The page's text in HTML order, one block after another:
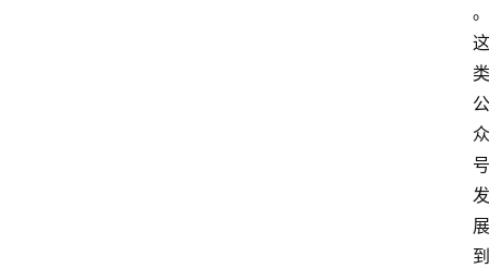
。
这
类
公
众
号
发
展
到